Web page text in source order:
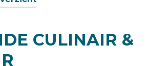
CULINAIR &